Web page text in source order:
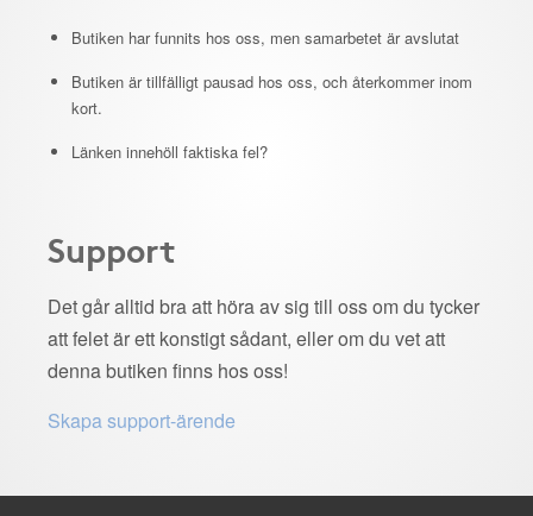
Butiken har funnits hos oss, men samarbetet är avslutat
Butiken är tillfälligt pausad hos oss, och återkommer inom
kort.
Länken innehöll faktiska fel?
Support
Det går alltid bra att höra av sig till oss om du tycker
att felet är ett konstigt sådant, eller om du vet att
denna butiken finns hos oss!
Skapa support-ärende